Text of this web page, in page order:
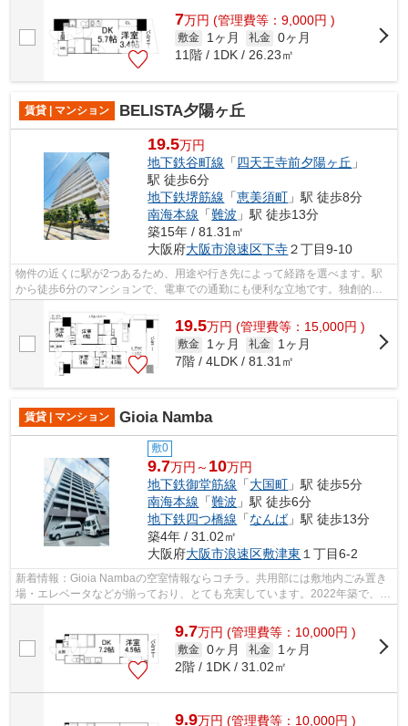
7万円 (管理費等：9,000円 )
敷金 1ヶ月 礼金 0ヶ月
11階 / 1DK / 26.23㎡
賃貸 | マンション BELISTA夕陽ヶ丘
19.5万円
地下鉄谷町線 「四天王寺前夕陽ヶ丘 」
駅 徒歩6分
地下鉄堺筋線 「恵美須町 」駅 徒歩8分
南海本線 「難波 」駅 徒歩13分
築15年 / 81.31㎡
大阪府大阪市浪速区下寺２丁目9-10
物件の近くに駅が2つあるため、用途や行き先によって経路を選べます。駅
から徒歩6分のマンションで、電車での通勤にも便利な立地です。独創的な
デザイナーズマンションで、ご好評いた...
19.5万円 (管理費等：15,000円 )
敷金 1ヶ月 礼金
1ヶ月
7階 / 4LDK / 81.31㎡
賃貸 | マンション Gioia Namba
敷0
9.7万円～ 10万円
地下鉄御堂筋線 「大国町 」駅 徒歩5分
南海本線 「難波 」駅 徒歩6分
地下鉄四つ橋線 「なんば」駅 徒歩13分
築4年 / 31.02㎡
大阪府大阪市浪速区敷津東 １丁目6-2
新着情報：Gioia Nambaの空室情報ならコチラ。共用部には敷地内ごみ置き
場・エレベータなどが揃っており、とても充実しています。2022年築で、多
9.7万円 (管理費等：10,000円 )
敷金 0ヶ月 礼金
1ヶ月
2階 / 1DK / 31.02㎡
9.9万円 (管理費等：10,000円 )